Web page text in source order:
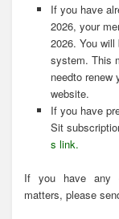
If you have
2026, your
2026. You
system. This
needto renew
website.
If you have
Sit
s link.
If you have any
matters, please